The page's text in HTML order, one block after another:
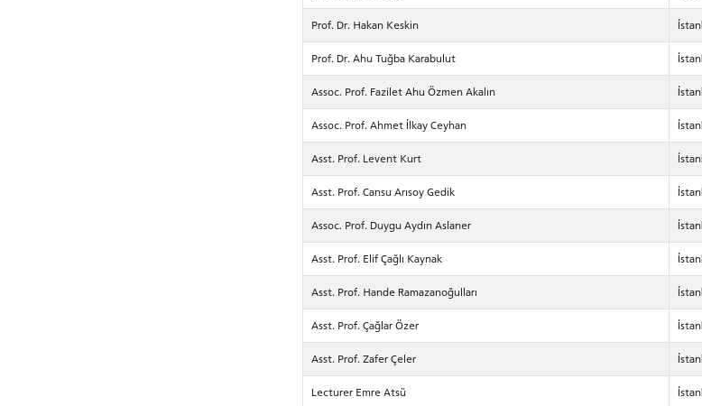
Prof. Dr. Hakan Keskin
Prof. Dr. Ahu Tuğba Karabulut
Assoc. Prof. Fazilet Ahu Özmen Akalın
Assoc. Prof. Ahmet İlkay Ceyhan
Asst. Prof. Levent Kurt
Asst. Prof. Cansu Arısoy Gedik
Assoc. Prof. Duygu Aydın Aslaner
Asst. Prof. Elif Çağlı Kaynak
Asst. Prof. Hande Ramazanoğulları
Asst. Prof. Çağlar Özer
Asst. Prof. Zafer Çeler
Lecturer Emre Atsü